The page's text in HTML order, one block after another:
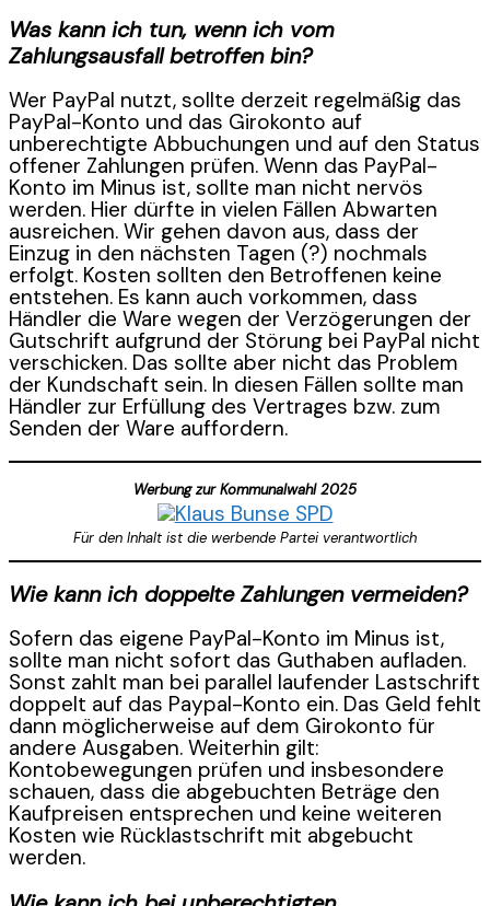
Was kann ich tun, wenn ich vom
Zahlungsausfall betroffen bin?
Wer PayPal nutzt, sollte derzeit regelmäßig das
PayPal-Konto und das Girokonto auf
unberechtigte Abbuchungen und auf den Status
offener Zahlungen prüfen. Wenn das PayPal-
Konto im Minus ist, sollte man nicht nervös
werden. Hier dürfte in vielen Fällen Abwarten
ausreichen. Wir gehen davon aus, dass der
Einzug in den nächsten Tagen (?) nochmals
erfolgt. Kosten sollten den Betroffenen keine
entstehen. Es kann auch vorkommen, dass
Händler die Ware wegen der Verzögerungen der
Gutschrift aufgrund der Störung bei PayPal nicht
verschicken. Das sollte aber nicht das Problem
der Kundschaft sein. In diesen Fällen sollte man
Händler zur Erfüllung des Vertrages bzw. zum
Senden der Ware auffordern.
Werbung zur Kommunalwahl 2025
Für den Inhalt ist die werbende Partei verantwortlich
Wie kann ich doppelte Zahlungen vermeiden?
Sofern das eigene PayPal-Konto im Minus ist,
sollte man nicht sofort das Guthaben aufladen.
Sonst zahlt man bei parallel laufender Lastschrift
doppelt auf das Paypal-Konto ein. Das Geld fehlt
dann möglicherweise auf dem Girokonto für
andere Ausgaben. Weiterhin gilt:
Kontobewegungen prüfen und insbesondere
schauen, dass die abgebuchten Beträge den
Kaufpreisen entsprechen und keine weiteren
Kosten wie Rücklastschrift mit abgebucht
werden.